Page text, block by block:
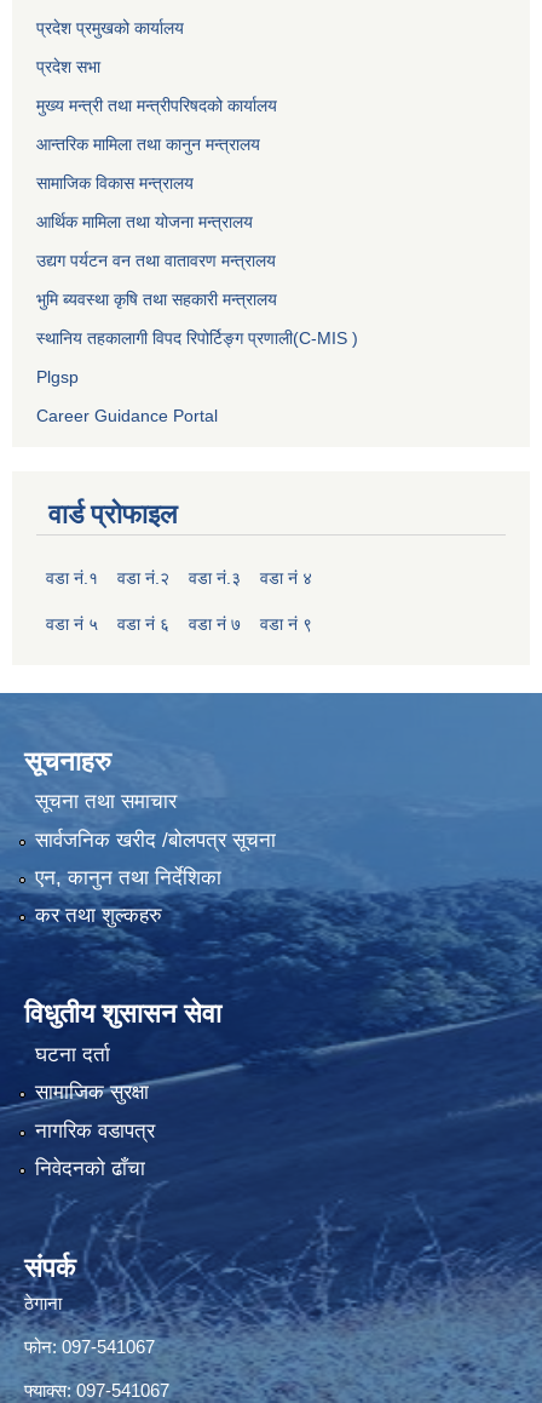
प्रदेश प्रमुखको कार्यालय
प्रदेश सभा
मुख्य मन्त्री तथा मन्त्रीपरिषदको कार्यालय
आन्तरिक मामिला तथा कानुन मन्त्रालय
सामाजिक विकास मन्त्रालय
आर्थिक मामिला तथा योजना मन्त्रालय
उद्यग पर्यटन वन तथा वातावरण मन्त्रालय
भुमि ब्यवस्था कृषि तथा सहकारी मन्त्रालय
स्थानिय तहकालागी विपद रिपोर्टिङ्ग प्रणाली(C-MIS )
Plgsp
Career Guidance Portal
वार्ड प्रोफाइल
वडा नं.१ वडा नं.२ वडा नं.३ वडा नं ४
वडा नं ५ वडा नं ६ वडा नं ७ वडा नं ९
सूचनाहरु
सूचना तथा समाचार
सार्वजनिक खरीद /बोलपत्र सूचना
एन, कानुन तथा निर्देशिका
कर तथा शुल्कहरु
विधुतीय शुसासन सेवा
घटना दर्ता
सामाजिक सुरक्षा
नागरिक वडापत्र
निवेदनको ढाँचा
संपर्क
ठेगाना
फोन: 097-541067
फ्याक्स: 097-541067